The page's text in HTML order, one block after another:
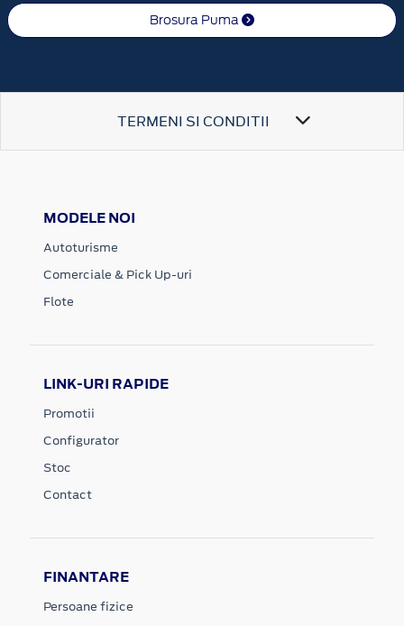
Brosura Puma
TERMENI SI CONDITII
MODELE NOI
Autoturisme
Comerciale & Pick Up-uri
Flote
LINK-URI RAPIDE
Promotii
Configurator
Stoc
Contact
FINANTARE
Persoane fizice